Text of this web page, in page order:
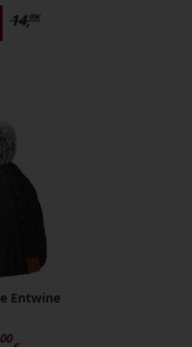
14,99€
Entwine
00